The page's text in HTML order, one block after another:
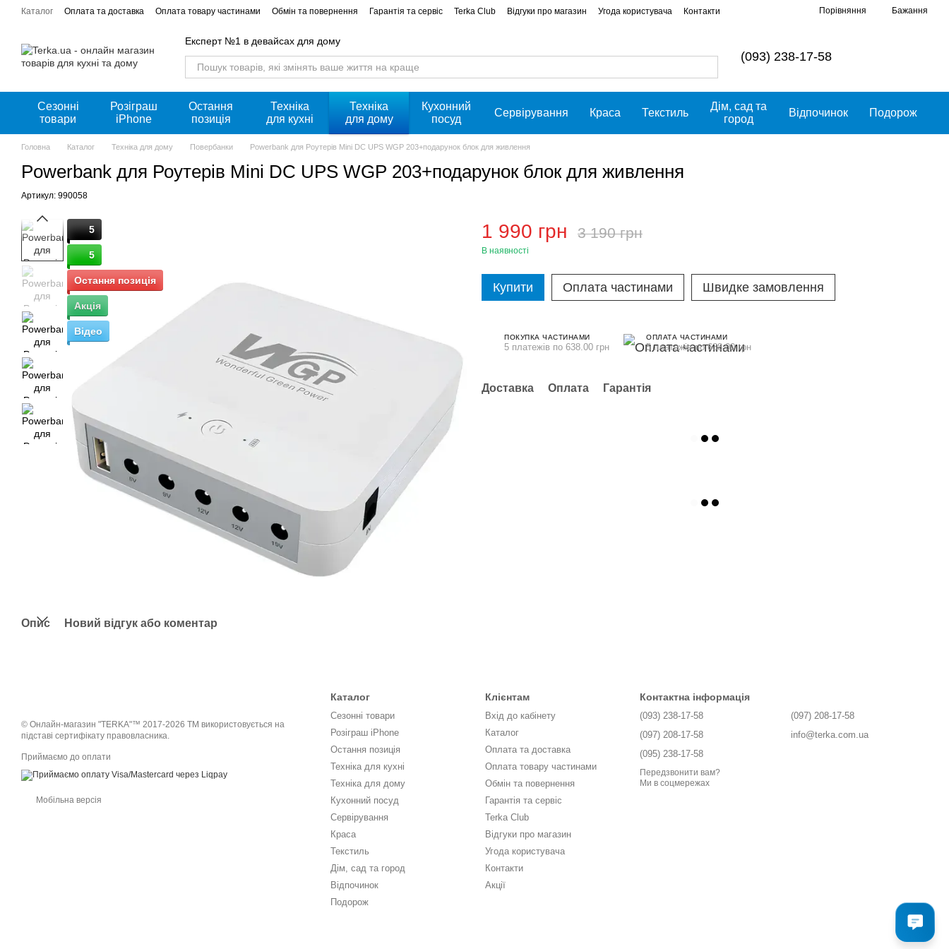
Перейти к основному контенту
Каталог Оплата та доставка Оплата товару частинами Обмін та повернення Гарантія та сервіс Terka Club Відгуки про магазин Угода користувача
Контакти
Порівняння Бажання
Експерт №1 в девайсах для дому
(093) 238-17-58
Сезонні
товари
Розіграш
iPhone
Остання
позиція
Техніка
для кухні
Техніка
для дому
Кухонний
посуд
Сервірування Краса Текстиль
Дім, сад та
город
Відпочинок Подорож
Головна Каталог Техніка для дому Повербанки Powerbank для Роутерів Mini DC UPS WGP 203+подарунок блок для живлення
Powerbank для Роутерів Mini DC UPS WGP 203+подарунок блок для живлення
Артикул: 990058
5
5
Остання позиція
Акція
Відео
Опис Новий відгук або коментар
1 990 грн 3 190 грн
В наявності
Купити Оплата частинами Швидке замовлення
ПОКУПКА ЧАСТИНАМИ
5 платежів по 638.00 грн
ОПЛАТА ЧАСТИНАМИ
5 платежів по 638.00 грн
Доставка Оплата Гарантія
© Онлайн-магазин "TERKA"™ 2017-2026 ТМ використовується на
підставі сертифікату правовласника.
Приймаємо до оплати
Мобільна версія
Каталог
Сезонні товари
Розіграш iPhone
Остання позиція
Техніка для кухні
Техніка для дому
Кухонний посуд
Сервірування
Краса
Текстиль
Дім, сад та город
Відпочинок
Подорож
Клієнтам
Вхід до кабінету
Каталог
Оплата та доставка
Оплата товару частинами
Обмін та повернення
Гарантія та сервіс
Terka Club
Відгуки про магазин
Угода користувача
Контакти
Акції
Контактна інформація
(093) 238-17-58
(097) 208-17-58
(095) 238-17-58
Передзвонити вам?
(097) 208-17-58
info@terka.com.ua
Ми в соцмережах